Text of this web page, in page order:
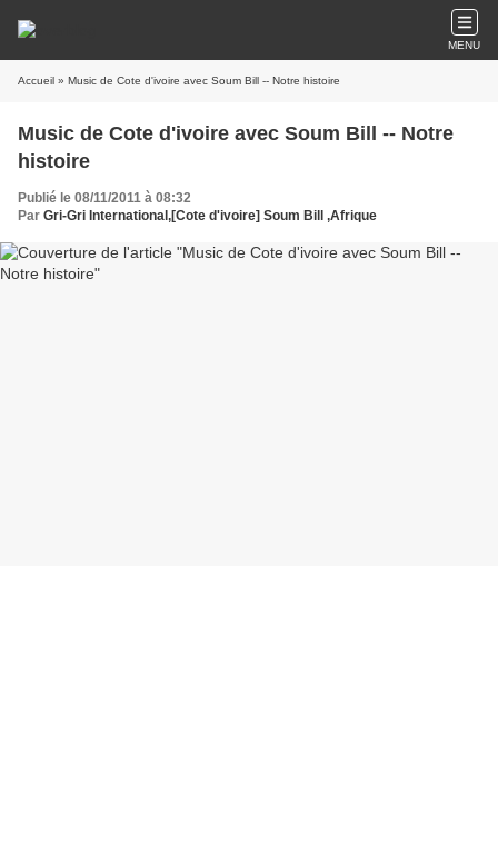
MENU
Accueil » Music de Cote d'ivoire avec Soum Bill -- Notre histoire
Music de Cote d'ivoire avec Soum Bill -- Notre
histoire
Publié le 08/11/2011 à 08:32
Par Gri-Gri International,[Cote d'ivoire] Soum Bill ,Afrique